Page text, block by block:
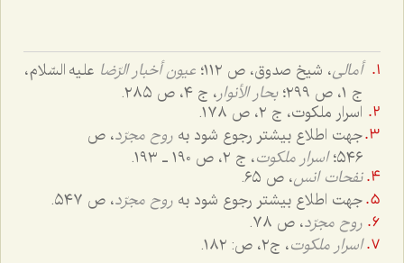
أمالی، شیخ صدوق، ص ١١٢؛ عیون أخبار الرّضا علیه السّلام،
ج ١، ص ٢٩٩؛
بحار الأنوار، ج ٤، ص ٢٨٥.
اسرار ملکوت، ج ٢، ص ١٧٨.
جهت اطلاع بیشتر رجوع شود به روح مجرّد، ص
٥٤٦؛ اسرار ملکوت، ج ٢، ص ١٩٠ ـ ١٩٣.
نفحات انس، ص ٦٥.
جهت اطلاع بیشتر رجوع شود به روح مجرّد، ص ٥٤٧.
روح مجرّد، ص ٧٨.
اسرار ملکوت، ج‌٢، ص: ١٨٢.